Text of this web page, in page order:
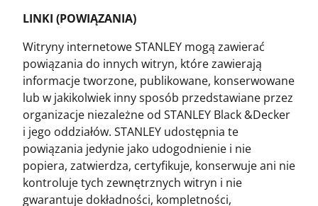
LINKI (POWIĄZANIA)
Witryny internetowe STANLEY mogą zawierać
powiązania do innych witryn, które zawierają
informacje tworzone, publikowane, konserwowane
lub w jakikolwiek inny sposób przedstawiane przez
organizacje niezależne od STANLEY Black &Decker
i jego oddziałów. STANLEY udostępnia te
powiązania jedynie jako udogodnienie i nie
popiera, zatwierdza, certyfikuje, konserwuje ani nie
kontroluje tych zewnętrznych witryn i nie
gwarantuje dokładności, kompletności,